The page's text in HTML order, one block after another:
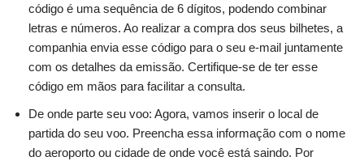
código é uma sequência de 6 dígitos, podendo combinar
letras e números. Ao realizar a compra dos seus bilhetes, a
companhia envia esse código para o seu e-mail juntamente
com os detalhes da emissão. Certifique-se de ter esse
código em mãos para facilitar a consulta.
De onde parte seu voo: Agora, vamos inserir o local de
partida do seu voo. Preencha essa informação com o nome
do aeroporto ou cidade de onde você está saindo. Por